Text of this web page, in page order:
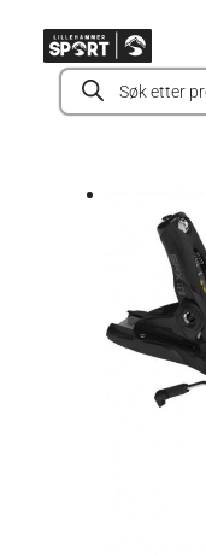
innholdProducts
search